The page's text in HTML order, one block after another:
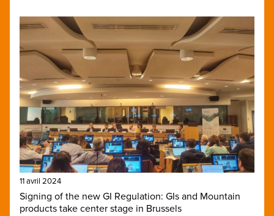
11 avril 2024
Signing of the new GI Regulation: GIs and Mountain
products take center stage in Brussels